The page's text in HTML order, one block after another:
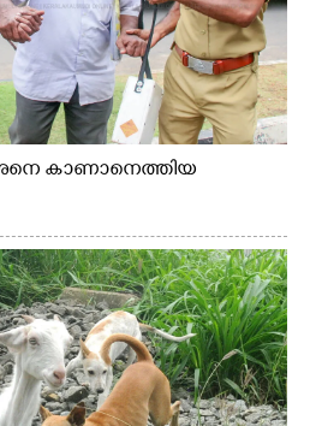
കാണാനെത്തിയ